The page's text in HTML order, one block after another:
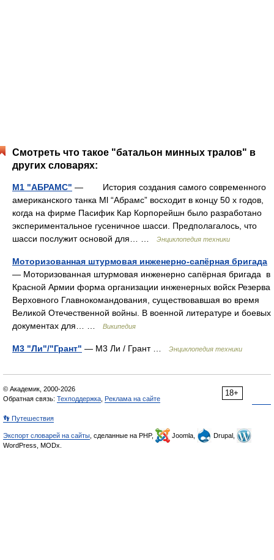
Смотреть что такое "батальон минных тралов" в
других словарях:
M1 "АБРАМС" — История создания самого современного
американского танка Ml “Абрамс” восходит в концу 50 х годов,
когда на фирме Пасифик Кар Корпорейшн было разработано
экспериментальное гусеничное шасси. Предполагалось, что
шасси послужит основой для… …
Энциклопедия техники
Моторизованная штурмовая инженерно-сапёрная бригада
— Моторизованная штурмовая инженерно сапёрная бригада в
Красной Армии форма организации инженерных войск Резерва
Верховного Главнокомандования, существовавшая во время
Великой Отечественной войны. В военной литературе и боевых
документах для… …
Википедия
М3 "Ли"/"Грант" — М3 Ли / Грант … Энциклопедия техники
18+
© Академик, 2000-2026
Обратная связь: Техподдержка Реклама на сайте
👣 Путешествия
Экспорт словарей на сайты , сделанные на PHP, Joomla,
Drupal,
WordPress, MODx.